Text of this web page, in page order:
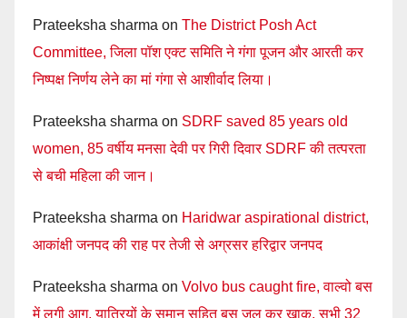
Prateeksha sharma on The District Posh Act
Committee, जिला पॉश एक्ट समिति ने गंगा पूजन और आरती कर
निष्पक्ष निर्णय लेने का मां गंगा से आशीर्वाद लिया।
Prateeksha sharma on SDRF saved 85 years old
women, 85 वर्षीय मनसा देवी पर गिरी दिवार SDRF की तत्परता
से बची महिला की जान।
Prateeksha sharma on Haridwar aspirational district,
आकांक्षी जनपद की राह पर तेजी से अग्रसर हरिद्वार जनपद
Prateeksha sharma on Volvo bus caught fire, वाल्वो बस
में लगी आग, यात्रियों के समान सहित बस जल कर खाक, सभी 32